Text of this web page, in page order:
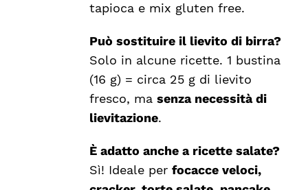
tapioca e mix gluten free.
Può sostituire il lievito di birra?
Solo in alcune ricette. 1 bustina
(16 g) = circa 25 g di lievito
fresco, masenza necessità di
lievitazione.
È adatto anche a ricette salate?
Sì! Ideale perfocacce veloci,